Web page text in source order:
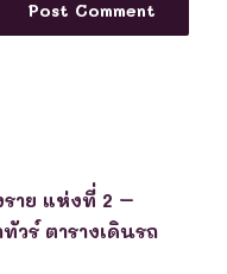
าย แห่งที่ 2 –
วร์ ตารางเดินรถ